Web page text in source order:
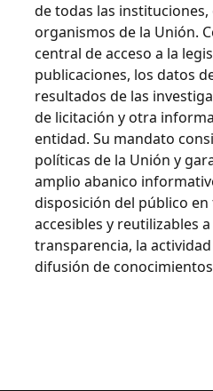
de todas las
organismos de la Unión.
central de acceso a la
publicaciones, los datos
resultados de las
de licitación y otra
entidad. Su mandato
políticas de la Unión y
amplio abanico
disposición del público
accesibles y reutilizables
transparencia, la
difusión de